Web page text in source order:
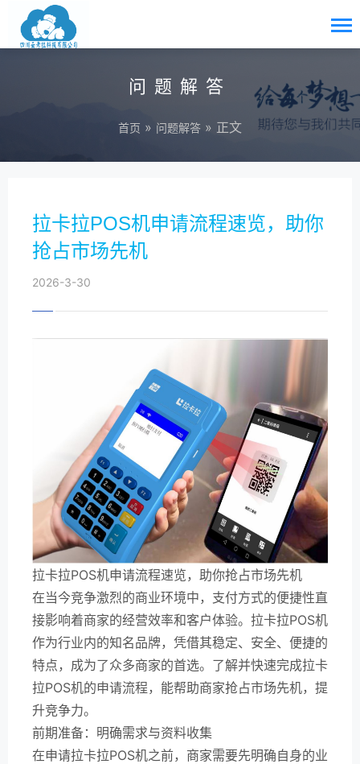
问题解答
首页 » 问题解答 » 正文
拉卡拉POS机申请流程速览，助你
抢占市场先机
2026-3-30
拉卡拉POS机申请流程速览，助你抢占市场先机
在当今竞争激烈的商业环境中，支付方式的便捷性直
接影响着商家的经营效率和客户体验。拉卡拉POS机
作为行业内的知名品牌，凭借其稳定、安全、便捷的
特点，成为了众多商家的首选。了解并快速完成拉卡
拉POS机的申请流程，能帮助商家抢占市场先机，提
升竞争力。
前期准备：明确需求与资料收集
在申请拉卡拉POS机之前，商家需要先明确自身的业